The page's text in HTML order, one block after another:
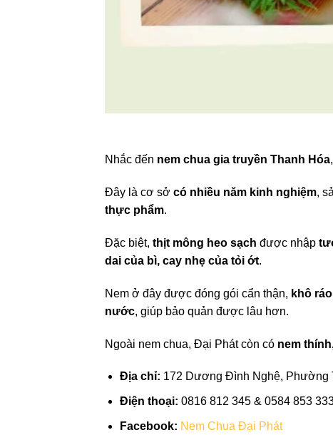
Nhắc đến nem chua gia truyền Thanh Hóa
Đây là cơ sở có nhiều năm kinh nghiệm,
thực phẩm.
Đặc biệt, thịt mông heo sạch được nhập
dai của bì, cay nhẹ của tỏi ớt.
Nem ở đây được đóng gói cẩn thận, khô
nước, giúp bảo quản được lâu hơn.
Ngoài nem chua, Đại Phát còn có nem
Địa chỉ: 172 Dương Đình Nghệ, Phường
Điện thoại: 0816 812 345 & 0584 853
Facebook: Nem Chua Đại Phát